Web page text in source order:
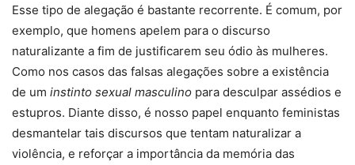
Esse tipo de alegação é bastante recorrente. É comum, por
exemplo, que homens apelem para o discurso
naturalizante a fim de justificarem seu ódio às mulheres.
Como nos casos das falsas alegações sobre a existência
de um instinto sexual masculino para desculpar assédios e
estupros. Diante disso, é nosso papel enquanto feministas
desmantelar tais discursos que tentam naturalizar a
violência, e reforçar a importância da memória das